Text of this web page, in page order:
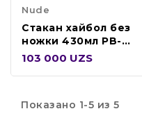
Nude
Стакан хайбол без
ножки 430мл PB-
64162
103 000 UZS
Показано 1-5 из 5